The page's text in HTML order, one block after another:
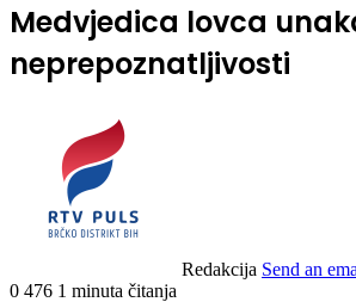
Medvjedica lovca
neprepoznatljivosti
Redakcija Send an
0 476 1 minuta čitanja